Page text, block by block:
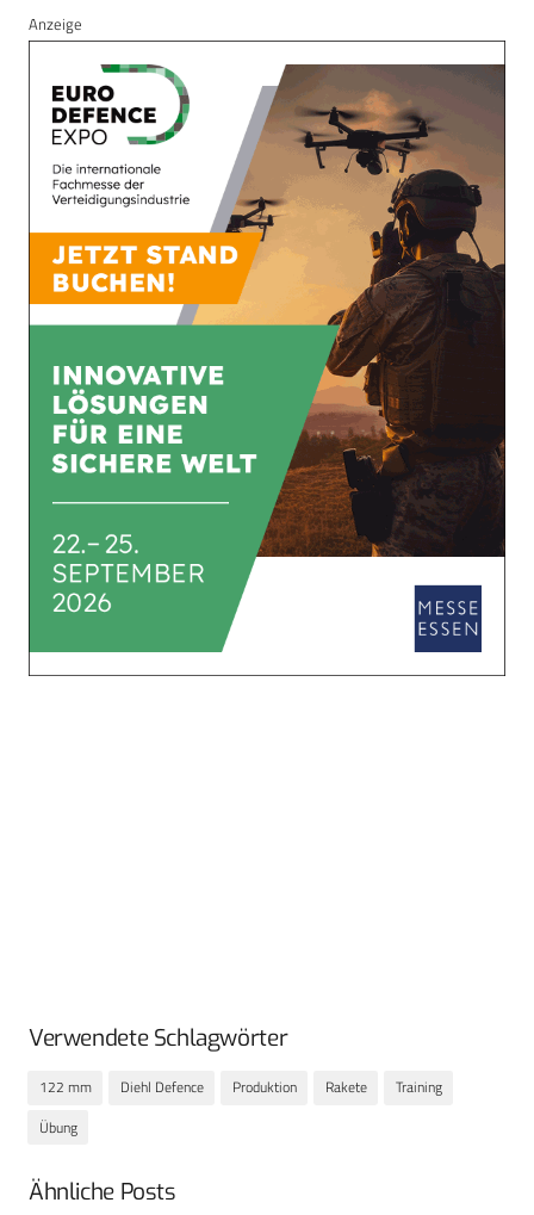
Anzeige
Verwendete Schlagwörter
122 mm Diehl Defence Produktion Rakete
Training
Übung
Ähnliche Posts